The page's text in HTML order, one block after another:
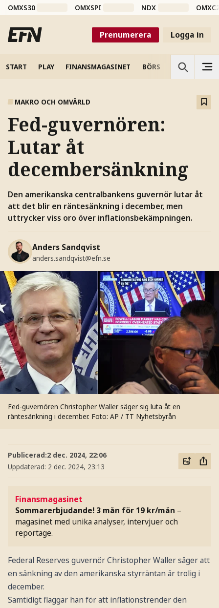
OMXS30 OMXSPI NDX
Prenumerera Logga in
START PLAY FINANSMAGASINET BÖRS VETENSKAP
MAKRO OCH OMVÄRLD
Fed-guvernören:
Lutar åt
decembersänkning
Den amerikanska centralbankens guvernör lutar åt
att det blir en räntesänkning i december, men
uttrycker viss oro över inflationsbekämpningen.
Anders Sandqvist
anders.sandqvist@efn.se
Fed-guvernören Christopher Waller säger sig luta åt en
räntesänkning i december. Foto: AP / TT Nyhetsbyrån
Publicerad:2 dec. 2024, 22:06
Uppdaterad: 2 dec. 2024, 23:13
Finansmagasinet
Sommarerbjudande! 3 mån för 19 kr/mån –
magasinet med unika analyser, intervjuer och
reportage.
Federal Reserves guvernör Christopher Waller säger att
en sänkning av den amerikanska styrräntan är trolig i
december.
Samtidigt flaggar han för att inflationstrender den